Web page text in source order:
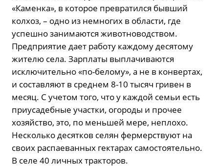
«Каменка», в которое превратился бывший
колхоз, – одно из немногих в области, где
успешно занимаются животноводством.
Предприятие дает работу каждому десятому
жителю села. Зарплаты выплачиваются
исключительно «по-белому», а не в конвертах,
и составляют в среднем 8-10 тысяч гривен в
месяц. С учетом того, что у каждой семьи есть
приусадебные участки, огороды и прочее
хозяйство, это, по меньшей мере, неплохо.
Несколько десятков селян фермерствуют на
своих распаеванных гектарах самостоятельно.
В селе 40 личных тракторов.